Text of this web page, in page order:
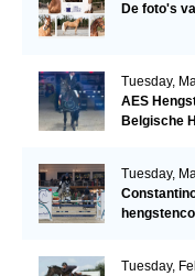
De foto's
Tuesday,
AES
Belgische
Tuesday,
Tuesday,